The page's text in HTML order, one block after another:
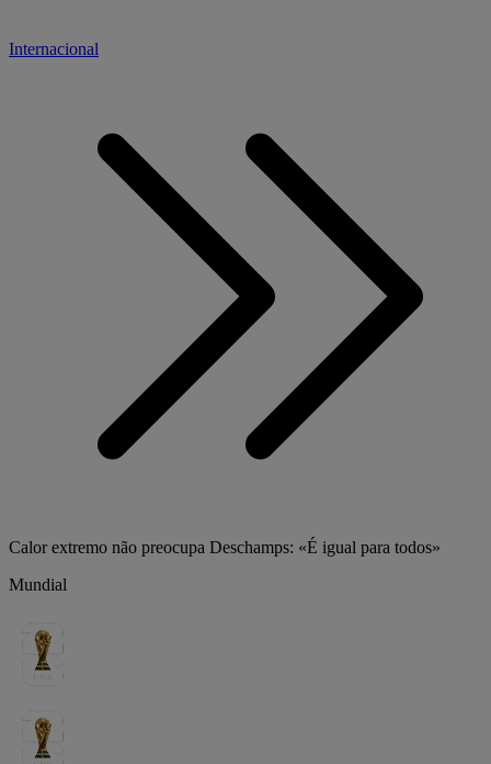
Internacional
Calor extremo não preocupa Deschamps: «É igual para todos»
Mundial